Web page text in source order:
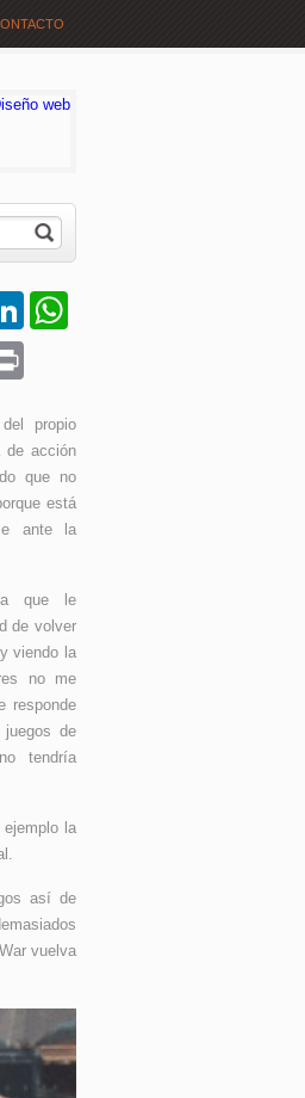
LinkedIn
propio
de acción
que no
está
ante la
que le
de volver
viendo la
no me
responde
juegos de
tendría
la
así de
vuelva